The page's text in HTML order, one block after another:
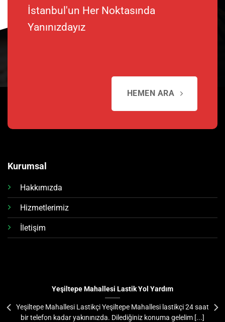
İstanbul'un Her Noktasında
Yanınızdayız
HEMEN ARA
Kurumsal
Hakkımızda
Hizmetlerimiz
İletişim
Yeşiltepe Mahallesi Lastik Yol Yardım
Yeşiltepe Mahallesi Lastikçi Yeşiltepe Mahallesi lastikçi 24 saat
bir telefon kadar yakınınızda. Dilediğiniz konuma gelelim [...]